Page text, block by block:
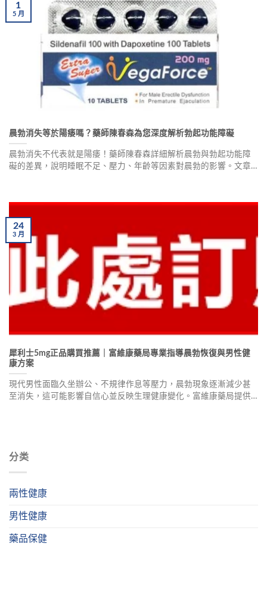
分类
兩性健康
男性健康
藥品保健
晨勃消失等於陽痿嗎？藥師陳春森為您深度解析勃起功能障礙
晨勃消失不代表就是陽痿！藥師陳春森詳細解析晨勃與勃起功能障
礙的差異，說明睡眠不足、壓力、年齡等因素對晨勃的影響。文章
幫助男性找回性福自信。
1
5月
犀利士5mg正品購買推薦｜富維康藥局專業指導晨勃恢復與男性健
康方案
現代男性面臨久坐辦公、不規律作息等壓力，晨勃現象逐漸減少甚
至消失，這可能影響自信心並反映生理健康變化。富維康藥局提供
性。
24
3月